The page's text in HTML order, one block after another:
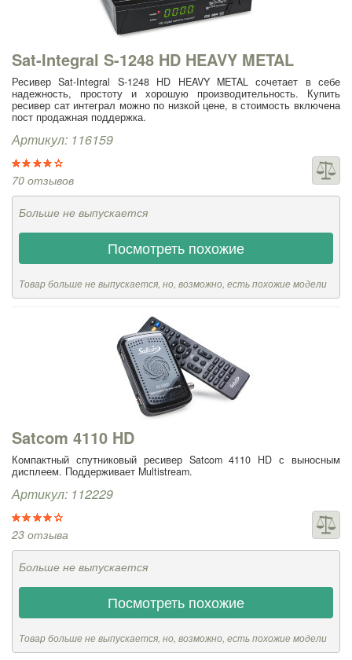
Sat-Integral S-1248 HD HEAVY METAL
Ресивер Sat-Integral S-1248 HD HEAVY METAL сочетает в себе
надежность, простоту и хорошую производительность. Купить
ресивер сат интеграл можно по низкой цене, в стоимость включена
пост продажная поддержка.
Артикул: 116159
70 отзывов
Больше не выпускается
Посмотреть похожие
Товар больше не выпускается, но, возможно, есть похожие модели
Satcom 4110 HD
Компактный спутниковый ресивер Satcom 4110 HD с выносным
дисплеем. Поддерживает Multistream.
Артикул: 112229
23 отзыва
Больше не выпускается
Посмотреть похожие
Товар больше не выпускается, но, возможно, есть похожие модели